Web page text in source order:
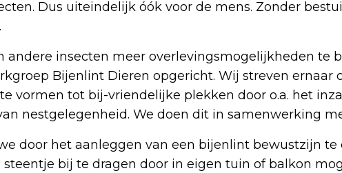
Dus uiteindelijk óók voor de mens. Zonder
andere insecten meer overlevingsmogelijkheden te
Bijenlint Dieren opgericht. Wij streven ernaar
vormen tot bij-vriendelijke plekken door o.a. het
nestgelegenheid. We doen dit in samenwerking
door het aanleggen van een bijenlint bewustzijn te
steentje bij te dragen door in eigen tuin of balkon